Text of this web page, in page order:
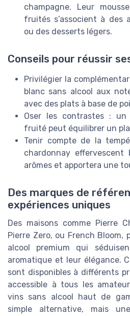
champagne. Leur
fruités s’associent à des
ou des desserts légers.
Conseils pour réussir
Privilégier la
blanc sans alcool aux
avec des plats à base de
Oser les contrastes : un
fruité peut équilibrer un
Tenir compte de la
chardonnay
arômes et apportera une
Des marques de
expériences uniques
Des maisons comme Pierre
Pierre Zero, ou French Bloom,
alcool premium qui
aromatique et leur élégance.
sont disponibles à différents
accessible à tous les
vins sans alcool haut de
simple alternative, mais